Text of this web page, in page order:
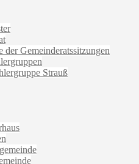
der Gemeinderatssitzungen
Strauß